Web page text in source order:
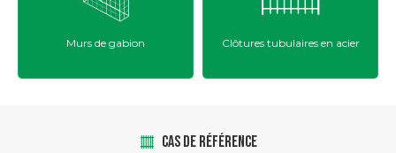
Clôtures tubulaires en acier
Clôtures de maillon de
CAS DE RÉFÉRENCE